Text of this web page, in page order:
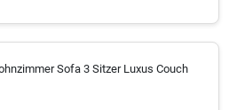
Sofa 3 Sitzer Luxus Couch